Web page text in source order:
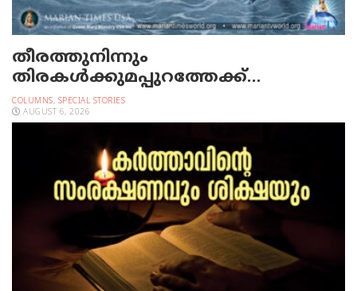
തീരത്തുനിന്നും
തിരകള്‍ക്കുമപ്പുറത്തേക്ക്…
COLUMNS, SPECIAL STORIES
AUGUST 6, 2026